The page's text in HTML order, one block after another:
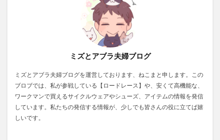
ミズとアブラ夫婦ブログ
ミズとアブラ夫婦ブログを運営しております、ねこまと申します。この
ブロブでは、私が参戦している【ロードレース】や、安くて高機能な、
ワークマンで買えるサイクルウェアやシューズ、アイテムの情報を発信
しています。私たちの発信する情報が、少しでも皆さんの役に立てば嬉
しいです。